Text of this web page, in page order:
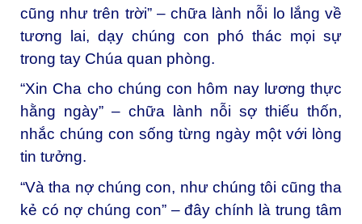
cũng như trên trời” – chữa lành nỗi lo lắng về
tương lai, dạy chúng con phó thác mọi sự
trong tay Chúa quan phòng.
“Xin Cha cho chúng con hôm nay lương thực
hằng ngày” – chữa lành nỗi sợ thiếu thốn,
nhắc chúng con sống từng ngày một với lòng
tin tưởng.
“Và tha nợ chúng con, như chúng tôi cũng tha
kẻ có nợ chúng con” – đây chính là trung tâm